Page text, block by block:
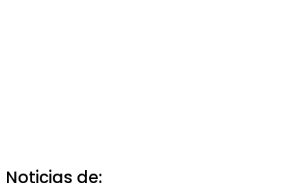
Noticias de: